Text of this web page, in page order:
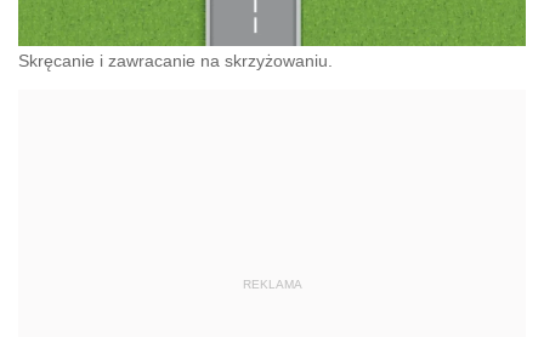
Skręcanie i zawracanie na skrzyżowaniu.